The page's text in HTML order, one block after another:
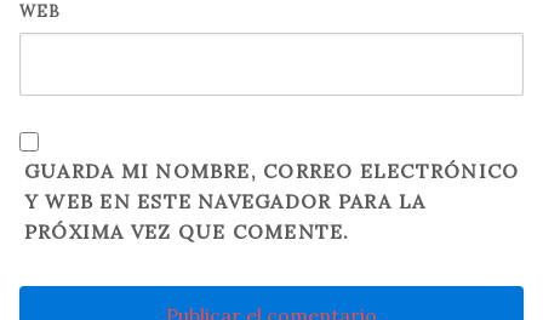
WEB
GUARDA MI NOMBRE, CORREO ELECTRÓNICO
Y WEB EN ESTE NAVEGADOR PARA LA
PRÓXIMA VEZ QUE COMENTE.